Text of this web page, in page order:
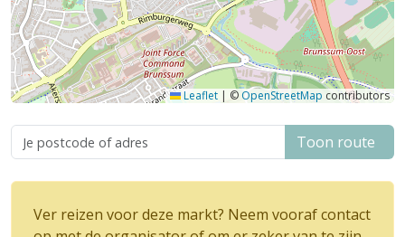
Leaflet | © OpenStreetMap contributors
Toon route
Ver reizen voor deze markt? Neem vooraf contact